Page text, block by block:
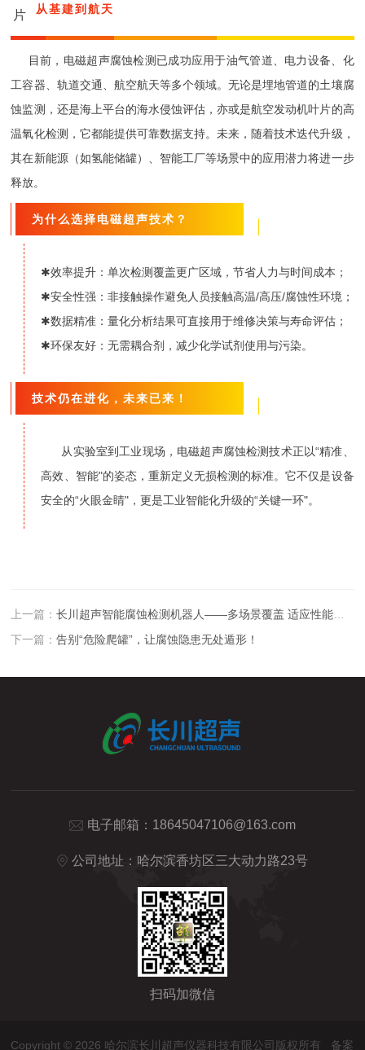
从基建到航天
目前，电磁超声腐蚀检测已成功应用于油气管道、电力设备、化
工容器、轨道交通、航空航天等多个领域。无论是埋地管道的土壤腐
蚀监测，还是海上平台的海水侵蚀评估，亦或是航空发动机叶片的高
温氧化检测，它都能提供可靠数据支持。未来，随着技术迭代升级，
其在新能源（如氢能储罐）、智能工厂等场景中的应用潜力将进一步
释放。
为什么选择电磁超声技术？
✱效率提升：单次检测覆盖更广区域，节省人力与时间成本；
✱安全性强：非接触操作避免人员接触高温/高压/腐蚀性环境；
✱数据精准：量化分析结果可直接用于维修决策与寿命评估；
✱环保友好：无需耦合剂，减少化学试剂使用与污染。
技术仍在进化，未来已来！
从实验室到工业现场，电磁超声腐蚀检测技术正以“精准、
高效、智能"的姿态，重新定义无损检测的标准。它不仅是设备
安全的“火眼金睛"，更是工业智能化升级的“关键一环"。
上一篇：长川超声智能腐蚀检测机器人——多场景覆盖 适应性能优良
下一篇：告别“危险爬罐”，让腐蚀隐患无处遁形！
电子邮箱： 18645047106@163.com
公司地址：哈尔滨香坊区三大动力路23号
扫码加微信
Copyright © 2026 哈尔滨长川超声仪器科技有限公司版权所有 备案